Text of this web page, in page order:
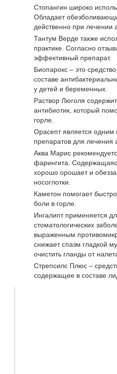
Стопангин широко
Обладает
действенно при лечении
Тантум Верде также
практике. Согласно
эффективный препарат.
Биопарокс – это
составе
у детей и беременных.
Раствор Люголя
антибиотик, который
горле.
Орасепт является
препаратов для лечения
Аква Марис
фарингита.
хорошо орошает и
носоглотки.
Каметон помогает
боли в горле.
Ингалипт применяется
стоматологических
выраженным
снижает спазм гладкой
очистить гланды от
Стрепсилс Плюс –
содержащее в составе